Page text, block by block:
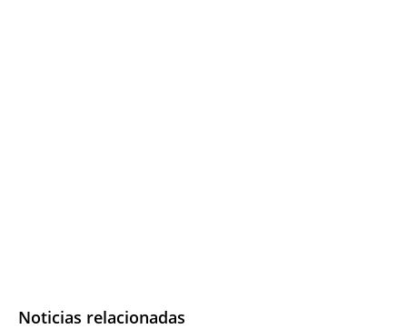
Noticias relacionadas